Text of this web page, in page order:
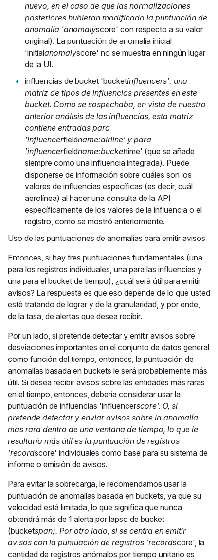
nuevo, en el caso de que las normalizaciones
posteriores hubieran modificado la puntuación de
anomalía 'anomalyscore' con respecto a su valor
original). La puntuación de anomalía inicial
'initialanomalyscore' no se muestra en ningún lugar
de la UI.
influencias de bucket 'bucketinfluencers': una
matriz de tipos de influencias presentes en este
bucket. Como se sospechaba, en vista de nuestro
anterior análisis de las influencias, esta matriz
contiene entradas para
'influencerfieldname:airline' y para
'influencerfieldname:buckettime' (que se añade
siempre como una influencia integrada). Puede
disponerse de información sobre cuáles son los
valores de influencias específicas (es decir, cuál
aerolínea) al hacer una consulta de la API
específicamente de los valores de la influencia o el
registro, como se mostró anteriormente.
Uso de las puntuaciones de anomalías para emitir avisos
Entonces, si hay tres puntuaciones fundamentales (una
para los registros individuales, una para las influencias y
una para el bucket de tiempo), ¿cuál será útil para emitir
avisos? La respuesta es que eso depende de lo que usted
esté tratando de lograr y de la granularidad, y por ende,
de la tasa, de alertas que desea recibir.
Por un lado, si pretende detectar y emitir avisos sobre
desviaciones importantes en el conjunto de datos general
como función del tiempo, entonces, la puntuación de
anomalías basada en buckets le será probablemente más
útil. Si desea recibir avisos sobre las entidades más raras
en el tiempo, entonces, debería considerar usar la
puntuación de influencias 'influencerscore'. O, si
pretende detectar y enviar avisos sobre la anomalía
más rara dentro de una ventana de tiempo, lo que le
resultaría más útil es la puntuación de registros
'recordscore' individuales como base para su sistema de
informe o emisión de avisos.
Para evitar la sobrecarga, le recomendamos usar la
puntuación de anomalías basada en buckets, ya que su
velocidad está limitada, lo que significa que nunca
obtendrá más de 1 alerta por lapso de bucket
(bucketspan). Por otro lado, si se centra en emitir
avisos con la puntuación de registros 'recordscore', la
cantidad de registros anómalos por tiempo unitario es